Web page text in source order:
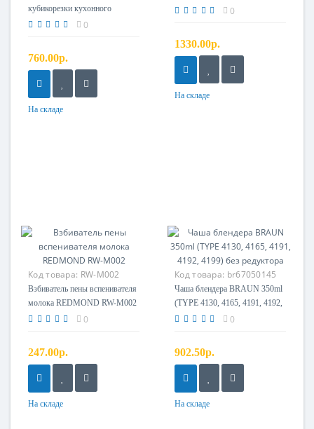
кубикорезки кухонного
комбайна BOSCH MCM68...
0
760.00р.
На складе
0
1330.00р.
На складе
Код товара: RW-M002
Взбиватель пены
Взбиватель пены вспенивателя
молока REDMOND RW-M002
0
247.00р.
На складе
Код товара: br67050145
Чаша блендера BRAUN 350ml
(TYPE 4130, 4165, 4191, 4192,
4199) без редуктора
0
902.50р.
На складе